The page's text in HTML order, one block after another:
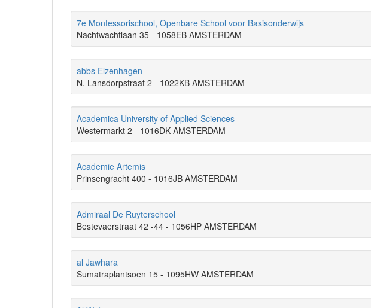
7e Montessorischool, Openbare School voor Basisonderwijs
Nachtwachtlaan 35 - 1058EB AMSTERDAM
abbs Elzenhagen
N. Lansdorpstraat 2 - 1022KB AMSTERDAM
Academica University of Applied Sciences
Westermarkt 2 - 1016DK AMSTERDAM
Academie Artemis
Prinsengracht 400 - 1016JB AMSTERDAM
Admiraal De Ruyterschool
Bestevaerstraat 42 -44 - 1056HP AMSTERDAM
al Jawhara
Sumatraplantsoen 15 - 1095HW AMSTERDAM